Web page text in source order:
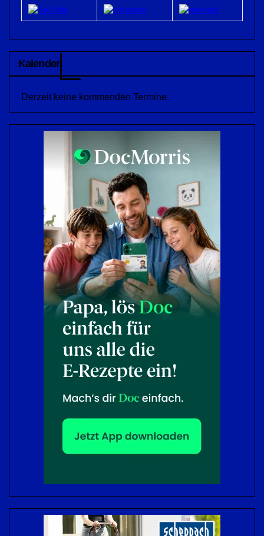
Kalender
Derzeit keine kommenden Termine.